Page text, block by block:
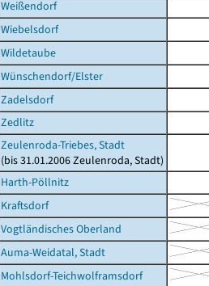
Weißendorf
Wiebelsdorf
Wildetaube
Wünschendorf/Elster
Zadelsdorf
Zedlitz
Zeulenroda-Triebes, Stadt
(bis 31.01.2006 Zeulenroda, Stadt)
Harth-Pöllnitz
Kraftsdorf
Vogtländisches Oberland
Auma-Weidatal, Stadt
Mohlsdorf-Teichwolframsdorf